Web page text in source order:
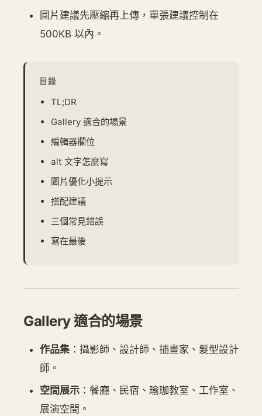
圖片建議先壓縮再上傳，單張建議控制在
500KB 以內。
目錄
TL;DR
Gallery 適合的場景
編輯器欄位
alt 文字怎麼寫
圖片優化小提示
搭配建議
三個常見錯誤
寫在最後
Gallery 適合的場景
作品集 ：攝影師、設計師、插畫家、髮型設計
師。
空間展示 ：餐廳、民宿、瑜珈教室、工作室、
展演空間。